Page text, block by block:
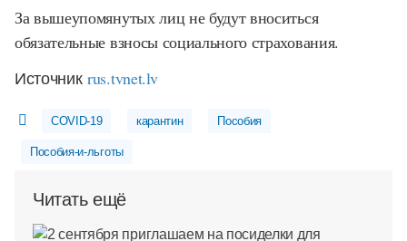
За вышеупомянутых лиц не будут вноситься
обязательные взносы социального страхования.
Источникrus.tvnet.lv
COVID-19 карантин Пособия
Пособия-и-льготы
Читать ещё